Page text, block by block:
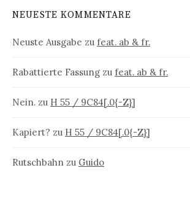
NEUESTE KOMMENTARE
Neuste Ausgabe zu feat. ab & fr.
Rabattierte Fassung zu feat. ab & fr.
Nein. zu H 55 / 9C84[.0{-Z}]
Kapiert? zu H 55 / 9C84[.0{-Z}]
Rutschbahn zu Guido